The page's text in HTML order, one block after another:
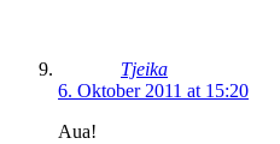
Tjeika
6. Oktober 2011 at 15:20
Aua!